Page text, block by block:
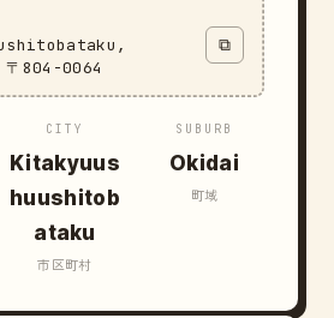
804-0064
⧉
CITY
Kitakyuus
huushitob
ataku
市区町村
SUBURB
Okidai
町域